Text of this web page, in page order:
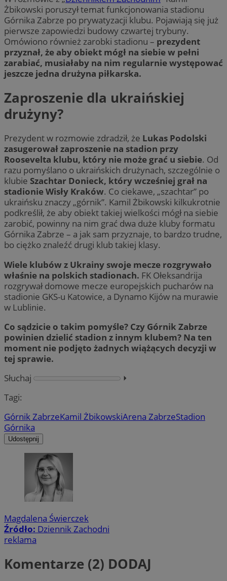
Żbikowski poruszył temat funkcjonowania stadionu
Górnika Zabrze po prywatyzacji klubu. Pojawiają się już
pierwsze zapowiedzi budowy czwartej trybuny.
Omówiono również zarobki stadionu – prezydent
przyznał, że aby obiekt mógł na siebie w pełni
zarabiać, musiałaby na nim regularnie występować
jeszcze jedna drużyna piłkarska.
Zaproszenie dla ukraińskiej
drużyny?
Prezydent w rozmowie zdradził, że Lukas Podolski
zasugerował zaproszenie na stadion przy
Roosevelta klubu, który nie może grać u siebie. Od
razu pomyślano o ukraińskich drużynach, szczególnie o
klubie Szachtar Donieck, który wcześniej grał na
stadionie Wisły Kraków. Co ciekawe, „szachtar” po
ukraińsku znaczy „górnik”. Kamil Żbikowski kilkukrotnie
podkreślił, że aby obiekt takiej wielkości mógł na siebie
zarobić, powinny na nim grać dwa duże kluby formatu
Górnika Zabrze – a jak sam przyznaje, to bardzo trudne,
bo ciężko znaleźć drugi klub takiej klasy.
Wiele klubów z Ukrainy swoje mecze rozgrywało
właśnie na polskich stadionach. FK Ołeksandrija
rozgrywał domowe mecze europejskich pucharów na
stadionie GKS-u Katowice, a Dynamo Kijów na murawie
w Lublinie.
Co sądzicie o takim pomyśle? Czy Górnik Zabrze
powinien dzielić stadion z innym klubem? Na ten
moment nie podjęto żadnych wiążących decyzji w
tej sprawie.
Słuchaj
⏵︎
Tagi:
Górnik ZabrzeKamil ŻbikowskiArena ZabrzeStadion
Górnika
Udostępnij
Magdalena Świerczek
Źródło: Dziennik Zachodni
reklama
Komentarze (2) DODAJ